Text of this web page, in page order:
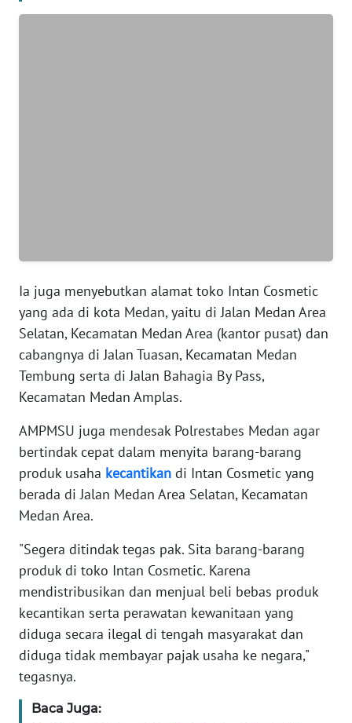
Ia juga menyebutkan alamat toko Intan Cosmetic
yang ada di kota Medan, yaitu di Jalan Medan Area
Selatan, Kecamatan Medan Area (kantor pusat) dan
cabangnya di Jalan Tuasan, Kecamatan Medan
Tembung serta di Jalan Bahagia By Pass,
Kecamatan Medan Amplas.
AMPMSU juga mendesak Polrestabes Medan agar
bertindak cepat dalam menyita barang-barang
produk usaha kecantikan di Intan Cosmetic yang
berada di Jalan Medan Area Selatan, Kecamatan
Medan Area.
"Segera ditindak tegas pak. Sita barang-barang
produk di toko Intan Cosmetic. Karena
mendistribusikan dan menjual beli bebas produk
kecantikan serta perawatan kewanitaan yang
diduga secara ilegal di tengah masyarakat dan
diduga tidak membayar pajak usaha ke negara,"
tegasnya.
Baca Juga:
WN
WN
JAMBI
WN
SULTRA
WN
NTB
WN
SULTENG
WN
SULBAR
WN
BABEL
WN
SUMBAR
WN
SUMSEL